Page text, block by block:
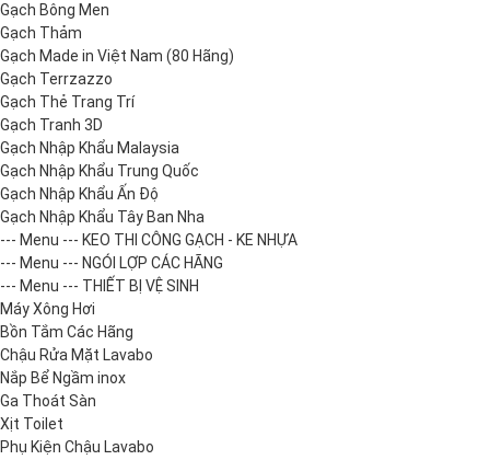
Gạch Bông Men
Gạch Thảm
Gạch Made in Việt Nam (80 Hãng)
Gạch Terrzazzo
Gạch Thẻ Trang Trí
Gạch Tranh 3D
Gạch Nhập Khẩu Malaysia
Gạch Nhập Khẩu Trung Quốc
Gạch Nhập Khẩu Ấn Độ
Gạch Nhập Khẩu Tây Ban Nha
--- Menu --- KEO THI CÔNG GẠCH - KE NHỰA
--- Menu --- NGÓI LỢP CÁC HÃNG
--- Menu --- THIẾT BỊ VỆ SINH
Máy Xông Hơi
Bồn Tắm Các Hãng
Chậu Rửa Mặt Lavabo
Nắp Bể Ngầm inox
Ga Thoát Sàn
Xịt Toilet
Phụ Kiện Chậu Lavabo